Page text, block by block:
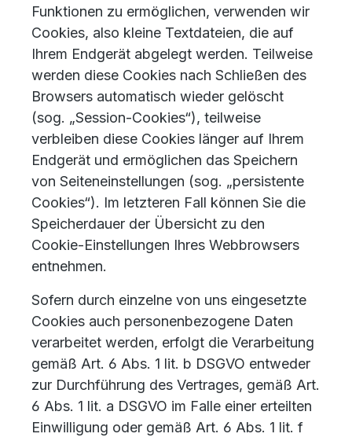
Funktionen zu ermöglichen, verwenden wir
Cookies, also kleine Textdateien, die auf
Ihrem Endgerät abgelegt werden. Teilweise
werden diese Cookies nach Schließen des
Browsers automatisch wieder gelöscht
(sog. „Session-Cookies“), teilweise
verbleiben diese Cookies länger auf Ihrem
Endgerät und ermöglichen das Speichern
von Seiteneinstellungen (sog. „persistente
Cookies“). Im letzteren Fall können Sie die
Speicherdauer der Übersicht zu den
Cookie-Einstellungen Ihres Webbrowsers
entnehmen.
Sofern durch einzelne von uns eingesetzte
Cookies auch personenbezogene Daten
verarbeitet werden, erfolgt die Verarbeitung
gemäß Art. 6 Abs. 1 lit. b DSGVO entweder
zur Durchführung des Vertrages, gemäß Art.
6 Abs. 1 lit. a DSGVO im Falle einer erteilten
Einwilligung oder gemäß Art. 6 Abs. 1 lit. f